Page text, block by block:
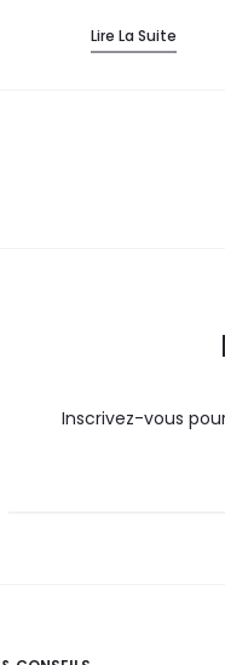
Lire La Suite
Inscrivez-vous